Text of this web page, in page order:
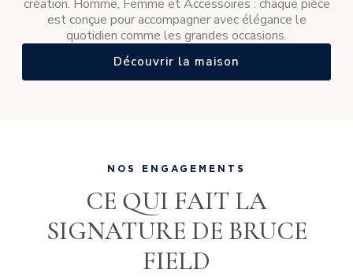
création. Homme, Femme et Accessoires : chaque pièce
est conçue pour accompagner avec élégance le
quotidien comme les grandes occasions.
Découvrir la maison
NOS ENGAGEMENTS
CE QUI FAIT LA
SIGNATURE DE BRUCE
FIELD